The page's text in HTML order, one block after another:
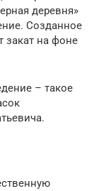
деревня»
Созданное
закат на фоне
– такое